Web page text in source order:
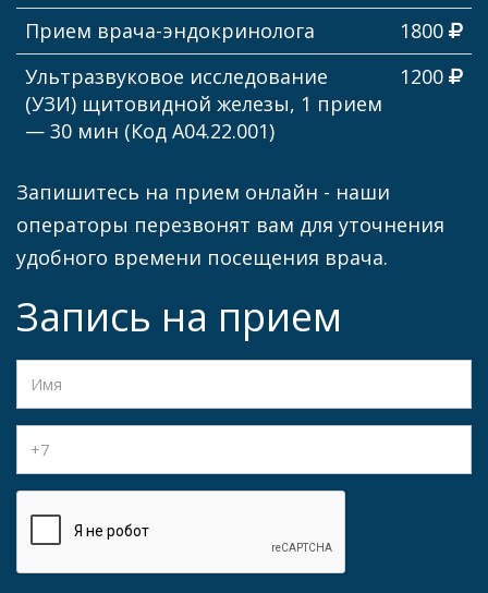
Прием врача-эндокринолога
1800
Ультразвуковое исследование
(УЗИ) щитовидной железы, 1 прием
— 30 мин (Код А04.22.001)
1200
Запишитесь на прием онлайн - наши
операторы перезвонят вам для уточнения
удобного времени посещения врача.
Запись на прием